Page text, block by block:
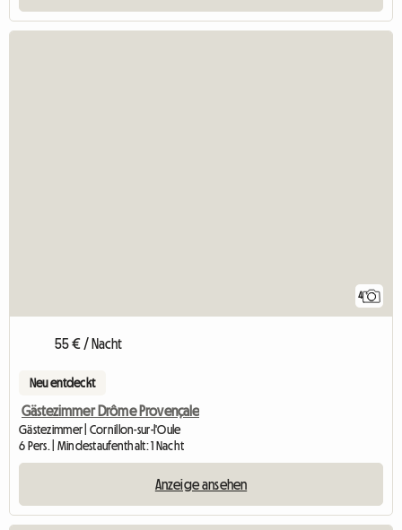
4
55 € / Nacht
Neu entdeckt
Gästezimmer Drôme Provençale
Gästezimmer | Cornillon-sur-l'Oule
6 Pers. | Mindestaufenthalt: 1 Nacht
Anzeige ansehen